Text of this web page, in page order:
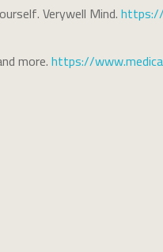
Verywell Mind.
more.https://